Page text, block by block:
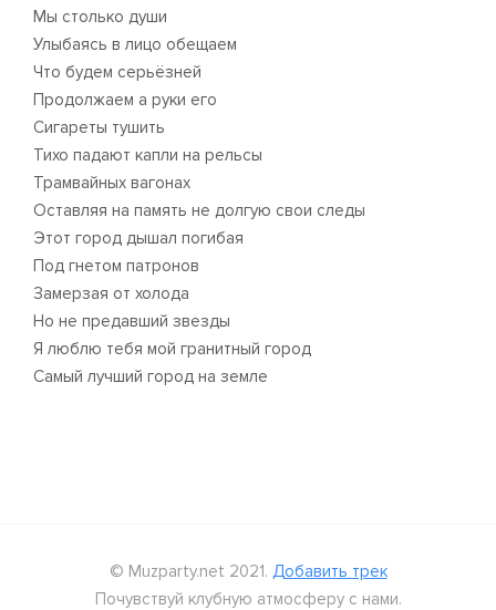
Мы столько души
Улыбаясь в лицо обещаем
Что будем серьёзней
Продолжаем а руки его
Сигареты тушить
Тихо падают капли на рельсы
Трамвайных вагонах
Оставляя на память не долгую свои следы
Этот город дышал погибая
Под гнетом патронов
Замерзая от холода
Но не предавший звезды
Я люблю тебя мой гранитный город
Самый лучший город на земле
© Muzparty.net 2021. Добавить трек
Почувствуй клубную атмосферу с нами.